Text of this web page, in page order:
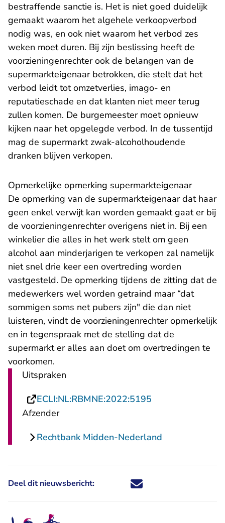
bestraffende sanctie is. Het is niet goed duidelijk
gemaakt waarom het algehele verkoopverbod
nodig was, en ook niet waarom het verbod zes
weken moet duren. Bij zijn beslissing heeft de
voorzieningenrechter ook de belangen van de
supermarkteigenaar betrokken, die stelt dat het
verbod leidt tot omzetverlies, imago- en
reputatieschade en dat klanten niet meer terug
zullen komen. De burgemeester moet opnieuw
kijken naar het opgelegde verbod. In de tussentijd
mag de supermarkt zwak-alcoholhoudende
dranken blijven verkopen.
Opmerkelijke opmerking supermarkteigenaar
De opmerking van de supermarkteigenaar dat haar
geen enkel verwijt kan worden gemaakt gaat er bij
de voorzieningenrechter overigens niet in. Bij een
winkelier die alles in het werk stelt om geen
alcohol aan minderjarigen te verkopen zal namelijk
niet snel drie keer een overtreding worden
vastgesteld. De opmerking tijdens de zitting dat de
medewerkers wel worden getraind maar “dat
sommigen soms net pubers zijn" die dan niet
luisteren, vindt de voorzieningenrechter opmerkelijk
en in tegenspraak met de stelling dat de
supermarkt er alles aan doet om overtredingen te
voorkomen.
Uitspraken
ECLI:NL:RBMNE:2022:5195
Afzender
Rechtbank Midden-Nederland
Deel dit nieuwsbericht: Deel dit nieuwsbericht via X -
Deel dit nieuwsbericht via
Deel dit nieuwsbericht
Deel dit